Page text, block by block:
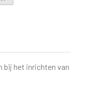
bij het inrichten van